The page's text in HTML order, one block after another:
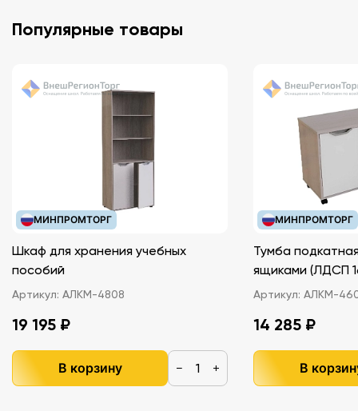
Популярные товары
МИНПРОМТОРГ
Шкаф для хранения учебных
пособий
Артикул: АЛКМ-4808
19 195 ₽
В корзину − +
МИНПРОМТОРГ
Тумба
ящиками
Артикул: АЛКМ-
14 285 ₽
В